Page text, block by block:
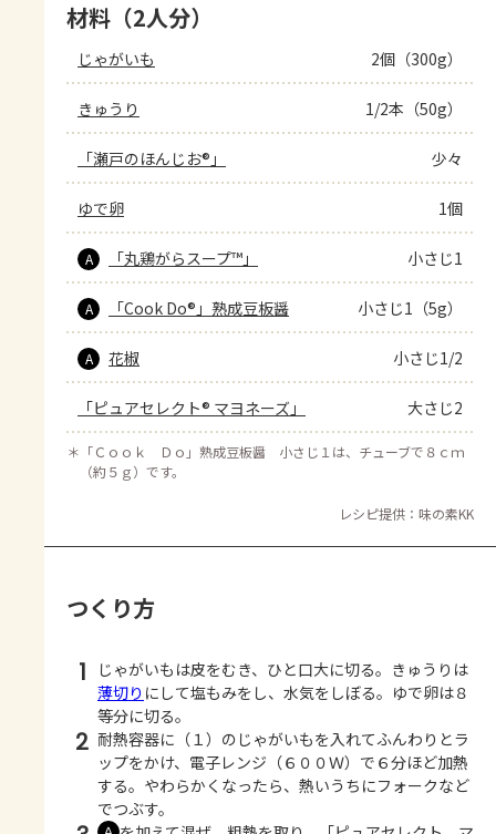
材料（2人分）
じゃがいも 2個（300g）
きゅうり 1/2本（50g）
「瀬戸のほんじお®」 少々
ゆで卵 1個
A 「丸鶏がらスープ™」 小さじ1
A 「Cook Do®」熟成豆板醤 小さじ1（5g）
A 花椒 小さじ1/2
「ピュアセレクト® マヨネーズ」 大さじ2
＊ 「Ｃｏｏｋ Ｄｏ」熟成豆板醤 小さじ１は、チューブで８ｃｍ
（約５ｇ）です。
レシピ提供：味の素KK
つくり方
1
じゃがいもは皮をむき、ひと口大に切る。きゅうりは
薄切り にして塩もみをし、水気をしぼる。ゆで卵は８
等分に切る。
2 耐熱容器に（１）のじゃがいもを入れてふんわりとラ
ップをかけ、電子レンジ（６００Ｗ）で６分ほど加熱
する。やわらかくなったら、熱いうちにフォークなど
でつぶす。